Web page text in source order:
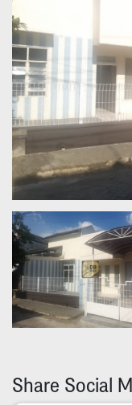
Share Social